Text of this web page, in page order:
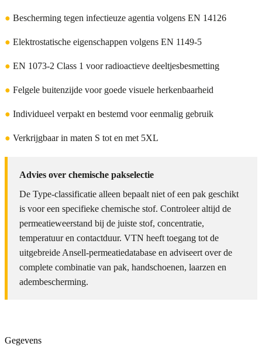
● Bescherming tegen infectieuze agentia volgens EN 14126
● Elektrostatische eigenschappen volgens EN 1149-5
● EN 1073-2 Class 1 voor radioactieve deeltjesbesmetting
● Felgele buitenzijde voor goede visuele herkenbaarheid
● Individueel verpakt en bestemd voor eenmalig gebruik
● Verkrijgbaar in maten S tot en met 5XL
Advies over chemische pakselectie
De Type-classificatie alleen bepaalt niet of een pak geschikt
is voor een specifieke chemische stof. Controleer altijd de
permeatieweerstand bij de juiste stof, concentratie,
temperatuur en contactduur. VTN heeft toegang tot de
uitgebreide Ansell-permeatiedatabase en adviseert over de
complete combinatie van pak, handschoenen, laarzen en
adembescherming.
Gegevens